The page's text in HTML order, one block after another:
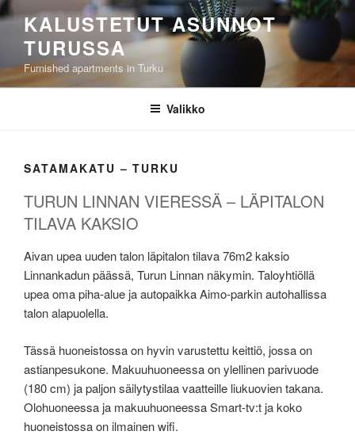
Siirry
sisältöönKALUSTETUT ASUNNOT
TURUSSA
Furnished apartments in Turku
Valikko
SATAMAKATU – TURKU
TURUN LINNAN VIERESSÄ – LÄPITALON
TILAVA KAKSIO
Aivan upea uuden talon läpitalon tilava 76m2 kaksio
Linnankadun päässä, Turun Linnan näkymin. Taloyhtiöllä
upea oma piha-alue ja autopaikka Aimo-parkin autohallissa
talon alapuolella.
Tässä huoneistossa on hyvin varustettu keittiö, jossa on
astianpesukone. Makuuhuoneessa on ylellinen parivuode
(180 cm) ja paljon säilytystilaa vaatteille liukuovien takana.
Olohuoneessa ja makuuhuoneessa Smart-tv:t ja koko
huoneistossa on ilmainen wifi.